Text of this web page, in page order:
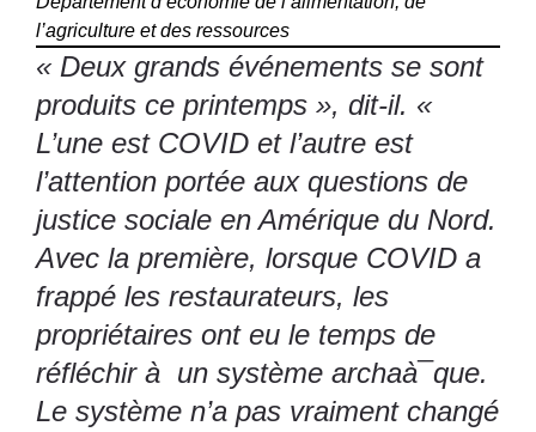
l’agriculture et des ressources
« Deux grands événements se sont
produits ce printemps », dit-il. «
L’une est COVID et l’autre est
l’attention portée aux questions de
justice sociale en Amérique du Nord.
Avec la première, lorsque COVID a
frappé les restaurateurs, les
propriétaires ont eu le temps de
réfléchir à un système archaà¯que.
Le système n’a pas vraiment changé